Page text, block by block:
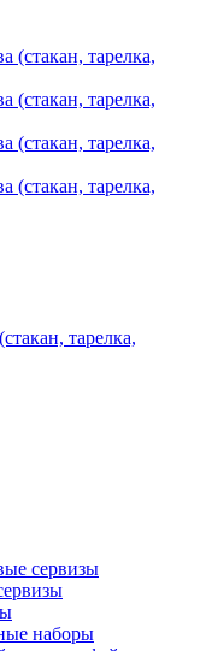
тарелка,
сервизы
наборы